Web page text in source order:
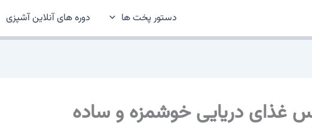
دستور پخت ها دوره های آنلاین آشپزی